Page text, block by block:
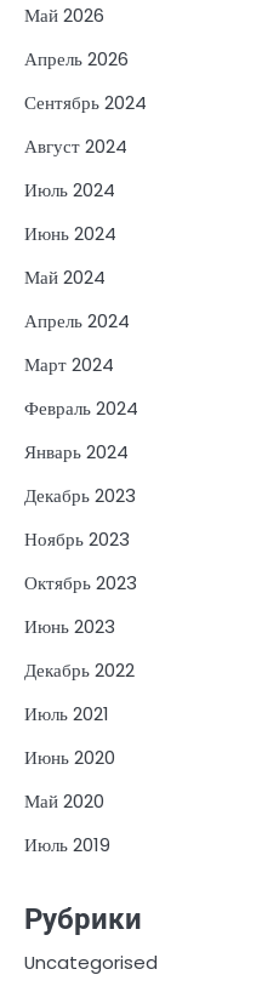
Май 2026
Апрель 2026
Сентябрь 2024
Август 2024
Июль 2024
Июнь 2024
Май 2024
Апрель 2024
Март 2024
Февраль 2024
Январь 2024
Декабрь 2023
Ноябрь 2023
Октябрь 2023
Июнь 2023
Декабрь 2022
Июль 2021
Июнь 2020
Май 2020
Июль 2019
Рубрики
Uncategorised